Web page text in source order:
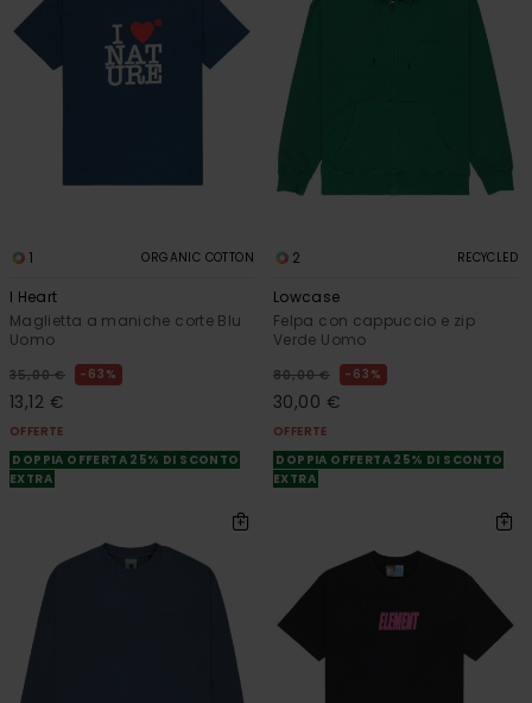
1 ORGANIC COTTON
I Heart
Maglietta a maniche corte Blu
Uomo
35,00 € 63%
13,12 €
OFFERTE
DOPPIA OFFERTA 25% DI SCONTO
EXTRA
2 RECYCLED
Lowcase
Felpa con cappuccio e zip
Verde Uomo
80,00 € 63%
30,00 €
OFFERTE
DOPPIA OFFERTA 25% DI SCONTO
EXTRA